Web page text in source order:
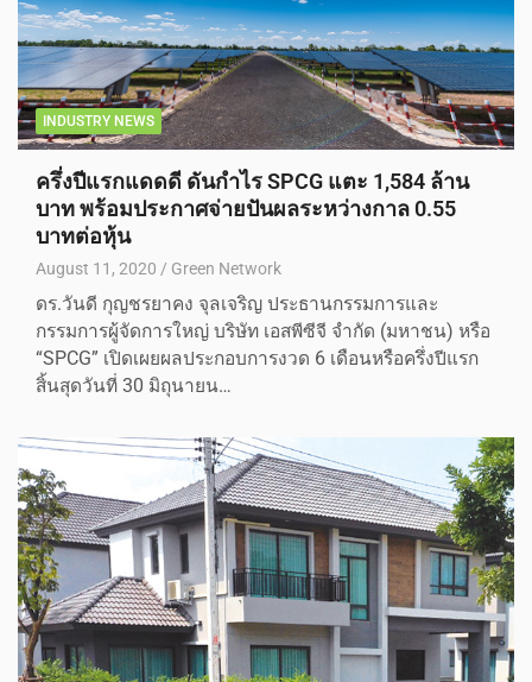
INDUSTRY NEWS
ครึ่งปีแรกแดดดี ดันกำไร SPCG แตะ 1,584 ล้าน
บาท พร้อมประกาศจ่ายปันผลระหว่างกาล 0.55
บาทต่อหุ้น
August 11, 2020 Green Network
ดร.วันดี กุญชรยาคง จุลเจริญ ประธานกรรมการและ
กรรมการผู้จัดการใหญ่ บริษัท เอสพีซีจี จำกัด (มหาชน) หรือ
“SPCG” เปิดเผยผลประกอบการงวด 6 เดือนหรือครึ่งปีแรก
สิ้นสุดวันที่ 30 มิถุนายน…